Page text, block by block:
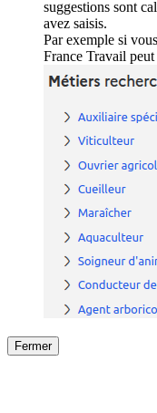
suggestions sont
avez saisis.
Par exemple si
France Travail
Fermer